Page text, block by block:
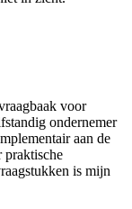
voor
ondernemer
aan de
praktische
is mijn